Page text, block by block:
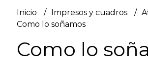
Inicio Impresos y cuadros
Como lo soñamos
Como lo